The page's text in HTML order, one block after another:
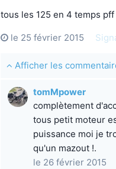
tous les 125 en 4 temps pff
le 25 février 2015
Afficher les
tomMpower
complètement
tous petit moteur
puissance moi je
qu'un mazout !.
le 26 février 2015